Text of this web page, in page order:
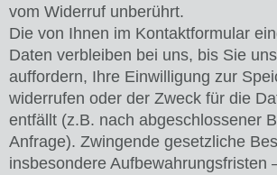
vom Widerruf unberührt.
Die von Ihnen im Kontaktformular
Daten verbleiben bei uns, bis Sie
auffordern, Ihre Einwilligung zur
widerrufen oder der Zweck für die
entfällt (z.B. nach abgeschlossener
Anfrage). Zwingende gesetzliche
insbesondere Aufbewahrungsfristen